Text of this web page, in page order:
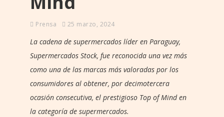
Prensa 25 marzo, 2024
La cadena de supermercados líder en Paraguay,
Supermercados Stock, fue reconocida una vez más
como una de las marcas más valoradas por los
consumidores al obtener, por decimotercera
ocasión consecutiva, el prestigioso Top of Mind en
la categoría de supermercados.